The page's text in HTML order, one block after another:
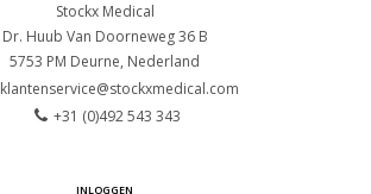
Stockx Medical
Dr. Huub Van Doorneweg 36 B
5753 PM Deurne, Nederland
klantenservice@stockxmedical.com
+31 (0)492 543 343
INLOGGEN